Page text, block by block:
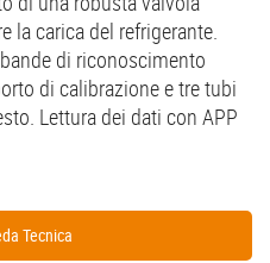
la carica del refrigerante.
di riconoscimento
di calibrazione e tre tubi
Lettura dei dati con APP
Tecnica